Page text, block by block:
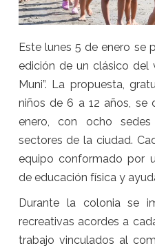
Este lunes 5 de enero se
edición de un clásico del
Muni”. La propuesta,
niños de 6 a 12 años, se
enero, con ocho
sectores de la ciudad.
equipo conformado por
de educación física y
Durante la colonia se
recreativas acordes a
trabajo vinculados al